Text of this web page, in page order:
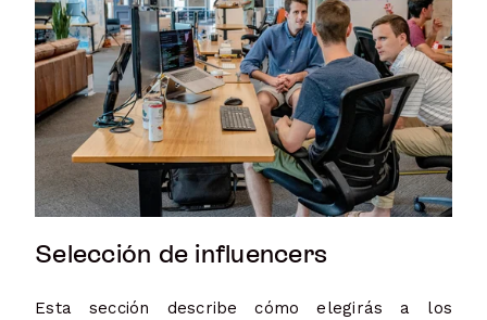
Selección de influencers
Esta sección describe cómo elegirás a los